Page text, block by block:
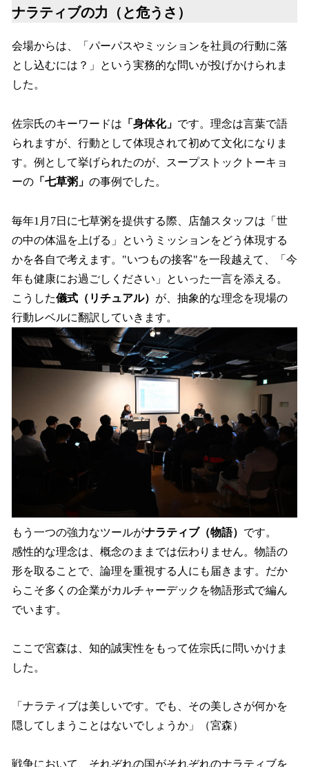
ナラティブの力（と危うさ）
会場からは、「パーパスやミッションを社員の行動に落
とし込むには？」という実務的な問いが投げかけられま
した。
佐宗氏のキーワードは 「身体化」 です。理念は言葉で語
られますが、行動として体現されて初めて文化になりま
す。例として挙げられたのが、スープストックトーキョ
ーの 「七草粥」 の事例でした。
毎年1月7日に七草粥を提供する際、店舗スタッフは「世
の中の体温を上げる」というミッションをどう体現する
かを各自で考えます。"いつもの接客"を一段越えて、「今
年も健康にお過ごしください」といった一言を添える。
こうした儀式（リチュアル） が、抽象的な理念を現場の
行動レベルに翻訳していきます。
もう一つの強力なツールがナラティブ（物語） です。
感性的な理念は、概念のままでは伝わりません。物語の
形を取ることで、論理を重視する人にも届きます。だか
らこそ多くの企業がカルチャーデックを物語形式で編ん
でいます。
ここで宮森は、知的誠実性をもって佐宗氏に問いかけま
した。
「ナラティブは美しいです。でも、その美しさが何かを
隠してしまうことはないでしょうか」（宮森）
戦争において、それぞれの国がそれぞれのナラティブを